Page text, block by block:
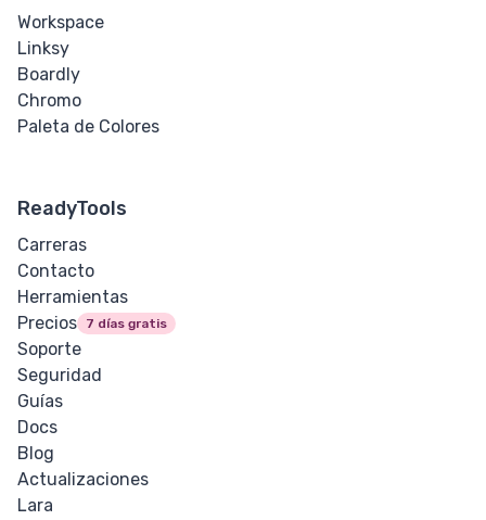
Workspace
Linksy
Boardly
Chromo
Paleta de Colores
ReadyTools
Carreras
Contacto
Herramientas
Precios
7 días gratis
Soporte
Seguridad
Guías
Docs
Blog
Actualizaciones
Lara